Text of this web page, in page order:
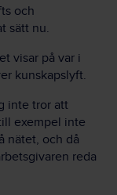
och
sätt nu.
visar på var i
kunskapslyft.
inte tror att
exempel inte
nätet, och då
reda